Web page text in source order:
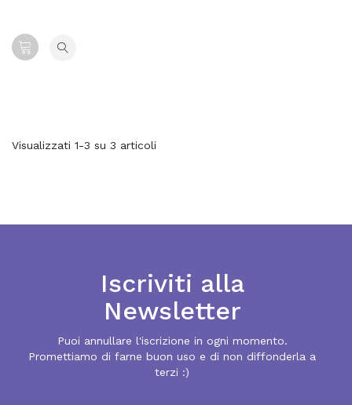
Visualizzati 1-3 su 3 articoli
Iscriviti alla
Newsletter
Puoi annullare l'iscrizione in ogni momento.
Promettiamo di farne buon uso e di non diffonderla a
terzi :)